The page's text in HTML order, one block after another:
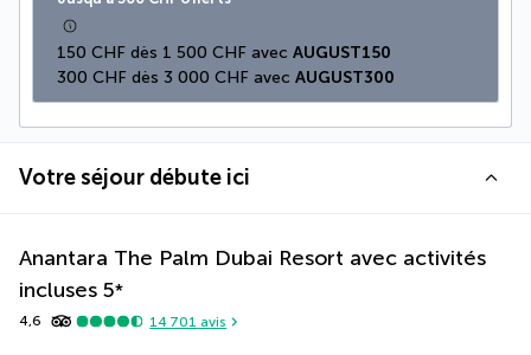
150 CHF dès 1 500 CHF avec AUGUST150
300 CHF dès 3 000 CHF avec AUGUST300
Votre séjour débute ici
Anantara The Palm Dubai Resort avec activités
incluses 5*
4,6 14 701 avis